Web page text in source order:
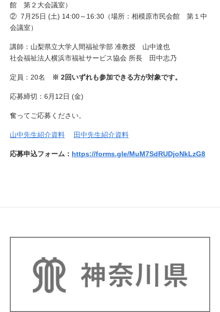
館 第２大会議室）
② 7月25日 (土) 14:00～16:30（場所：相模原市民会館 第１中
会議室）
講師：山梨県立大学人間福祉学部 准教授 山中達也
社会福祉法人横浜市福祉サービス協会 所長 田中志乃
定員：20名 ※ 2回いずれも参加できる方が対象です。
応募締切：6月12日 (金)
奮ってご応募ください。
山中先生紹介資料 田中先生紹介資料
応募申込フォーム： https://forms.gle/MuM7SdRUDjoNkLzG8